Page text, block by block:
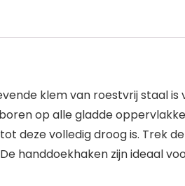
klem van roestvrij staal is
op alle gladde
deze volledig droog is. Trek
handdoekhaken zijn ideaal